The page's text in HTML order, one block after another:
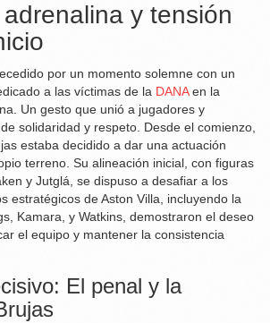
y tensión
por un momento solemne con un
a las víctimas de la DANAen la
Un gesto que unió a jugadores y
solidaridad y respeto. Desde el comienzo,
estaba decidido a dar una actuación
terreno. Su alineación inicial, con figuras
y Jutglá, se dispuso a desafiar a los
estratégicos de Aston Villa, incluyendo la
Kamara, y Watkins, demostraron el deseo
el equipo y mantener la consistencia
El penal y la